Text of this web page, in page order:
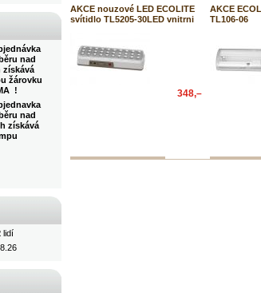
AKCE nouzové LED ECOLITE
svítidlo TL5205-30LED vnitrni
348,–
AKCE
TL106-06
nad
získává
žárovku
!
nad
získává
lidí